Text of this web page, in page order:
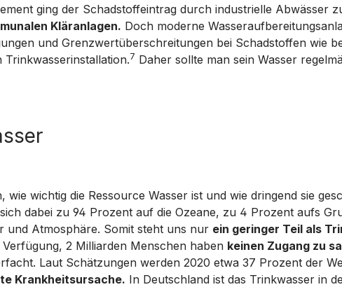
ging der Schadstoffeintrag durch industrielle Abwässer
Kläranlagen. Doch moderne
und Grenzwertüberschreitungen bei Schadstoffen wie
Trinkwasserinstallation.7 Daher sollte man sein Wasser
wichtig die Ressource Wasser ist und wie dringend sie
dabei zu 94 Prozent auf die Ozeane, zu 4 Prozent aufs
und Atmosphäre. Somit steht uns nur ein geringer Teil als
2 Milliarden Menschen haben keinen Zugang zu
Laut Schätzungen werden 2020 etwa 37 Prozent der
Krankheitsursache. In Deutschland ist das Trinkwasser in